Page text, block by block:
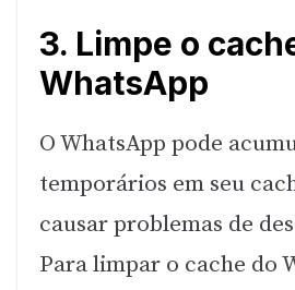
3. Limpe o
WhatsApp
O WhatsApp pode
temporários em seu
causar problemas de
Para limpar o cache do